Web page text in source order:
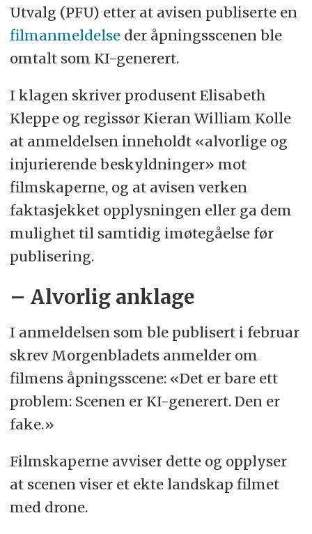
Utvalg (PFU) etter at avisen publiserte en
filmanmeldelseder åpningsscenen ble
omtalt som KI-generert.
I klagen skriver produsent Elisabeth
Kleppe og regissør Kieran William Kolle
at anmeldelsen inneholdt «alvorlige og
injurierende beskyldninger» mot
filmskaperne, og at avisen verken
faktasjekket opplysningen eller ga dem
mulighet til samtidig imøtegåelse før
publisering.
– Alvorlig anklage
I anmeldelsen som ble publisert i februar
skrev Morgenbladets anmelder om
filmens åpningsscene: «Det er bare ett
problem: Scenen er KI-generert. Den er
fake.»
Filmskaperne avviser dette og opplyser
at scenen viser et ekte landskap filmet
med drone.